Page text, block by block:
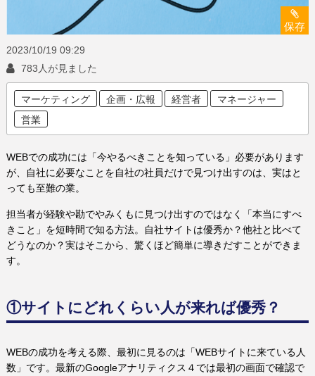
保存
2023/10/19 09:29
783人が見ました
マーケティング 企画・広報 経営者
マネージャー
営業
WEBでの成功には「今やるべきことを知っている」必要があります
が、自社に必要なことを自社の社員だけで見つけ出すのは、実はと
っても至難の業。
担当者が経験や勘でやみくもに見つけ出すのではなく「本当にすべ
きこと」を短時間で知る方法。自社サイトは優秀か？他社と比べて
どうなのか？実はそこから、驚くほど簡単に導きだすことができま
す。
①サイトにどれくらい人が来れば優秀？
WEBの成功を考える際、最初に見るのは「WEBサイトに来ている人
数」です。最新のGoogleアナリティクス４では最初の画面で確認で